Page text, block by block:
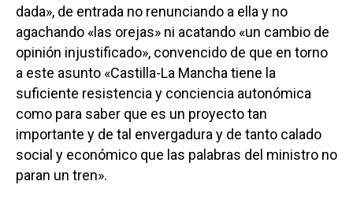
dada», de entrada no renunciando a ella y no
agachando «las orejas» ni acatando «un cambio de
opinión injustificado», convencido de que en torno
a este asunto «Castilla-La Mancha tiene la
suficiente resistencia y conciencia autonómica
como para saber que es un proyecto tan
importante y de tal envergadura y de tanto calado
social y económico que las palabras del ministro no
paran un tren».